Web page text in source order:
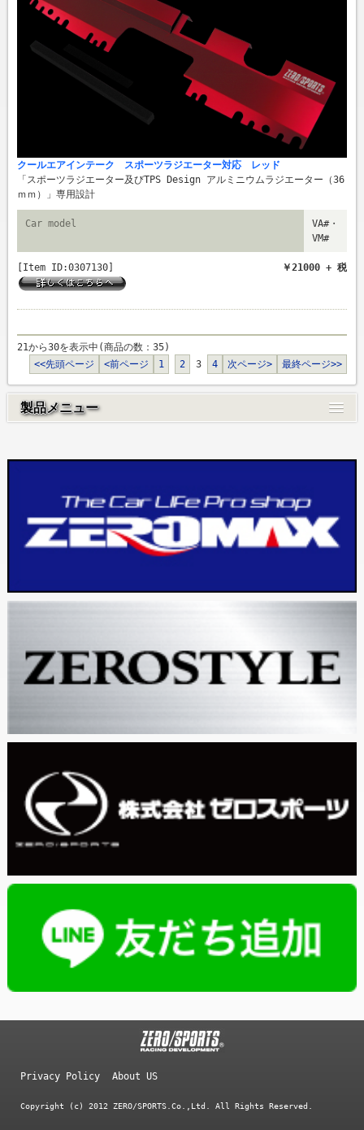
製品メニュー
クールエアインテーク スポーツラジエーター対応 レッド
「スポーツラジエーター及びTPS Design アルミニウムラジエーター（36
ｍｍ）」専用設計
Car model
VA#・
VM#
[Item ID:0307130] ￥21000 + 税
21から30を表示中(商品の数：35)
<<先頭ページ
<前ページ 1 2 3 4 次ページ> 最終ページ>>
Privacy Policy About US
Copyright (c) 2012 ZERO/SPORTS.Co.,Ltd. All Rights Reserved.